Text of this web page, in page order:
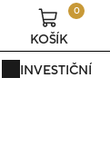
INVESTIČNÍ
0
KOŠÍK